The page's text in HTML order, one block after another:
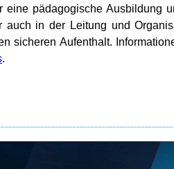
pädagogische Ausbildung
auch in der Leitung und
sicheren Aufenthalt.
.